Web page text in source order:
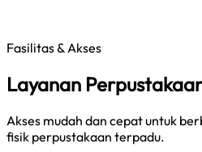
Fasilitas & Akses
Layanan
Akses mudah dan cepat untuk
fisik perpustakaan terpadu.